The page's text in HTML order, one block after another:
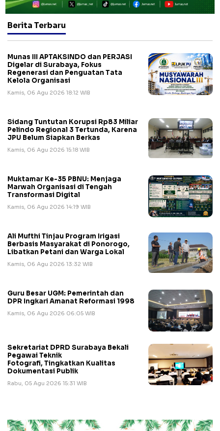
Berita Terbaru
Munas III APTAKSINDO dan PERJASI
Digelar di Surabaya, Fokus
Regenerasi dan Penguatan Tata
Kelola Organisasi
Kamis, 06 Agu 2026 18:12 WIB
Sidang Tuntutan Korupsi Rp83 Miliar
Pelindo Regional 3 Tertunda, Karena
JPU Belum Siapkan Berkas
Kamis, 06 Agu 2026 15:18 WIB
Muktamar Ke-35 PBNU: Menjaga
Marwah Organisasi di Tengah
Transformasi Digital
Kamis, 06 Agu 2026 14:19 WIB
Ali Mufthi Tinjau Program Irigasi
Berbasis Masyarakat di Ponorogo,
Libatkan Petani dan Warga Lokal
Kamis, 06 Agu 2026 13:32 WIB
Guru Besar UGM: Pemerintah dan
DPR Ingkari Amanat Reformasi 1998
Kamis, 06 Agu 2026 06:05 WIB
Sekretariat DPRD Surabaya Bekali
Pegawai Teknik
Fotografi, Tingkatkan Kualitas
Dokumentasi Publik
Rabu, 05 Agu 2026 15:31 WIB